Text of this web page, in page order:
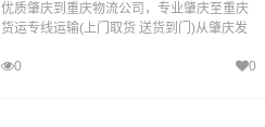
优质肇庆到重庆物流公司，专业肇庆至重庆
货运专线运输(上门取货 送货到门)从肇庆发
庆到重庆直达物流专线
0 0